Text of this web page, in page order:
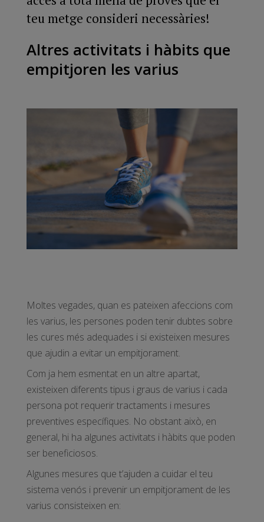
teu metge consideri necessàries!
Altres activitats i hàbits que
empitjoren les varius
Moltes vegades, quan es pateixen afeccions com
les varius, les persones poden tenir dubtes sobre
les cures més adequades i si existeixen mesures
que ajudin a evitar un empitjorament.
Com ja hem esmentat en un altre apartat,
existeixen diferents tipus i graus de varius i cada
persona pot requerir tractaments i mesures
preventives específiques. No obstant això, en
general, hi ha algunes activitats i hàbits que poden
ser beneficiosos.
Algunes mesures que t’ajuden a cuidar el teu
sistema venós i prevenir un empitjorament de les
varius consisteixen en: